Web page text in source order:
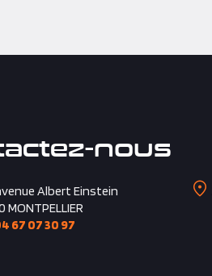
nous
Albert Einstein
MONTPELLIER
67 07 30 97